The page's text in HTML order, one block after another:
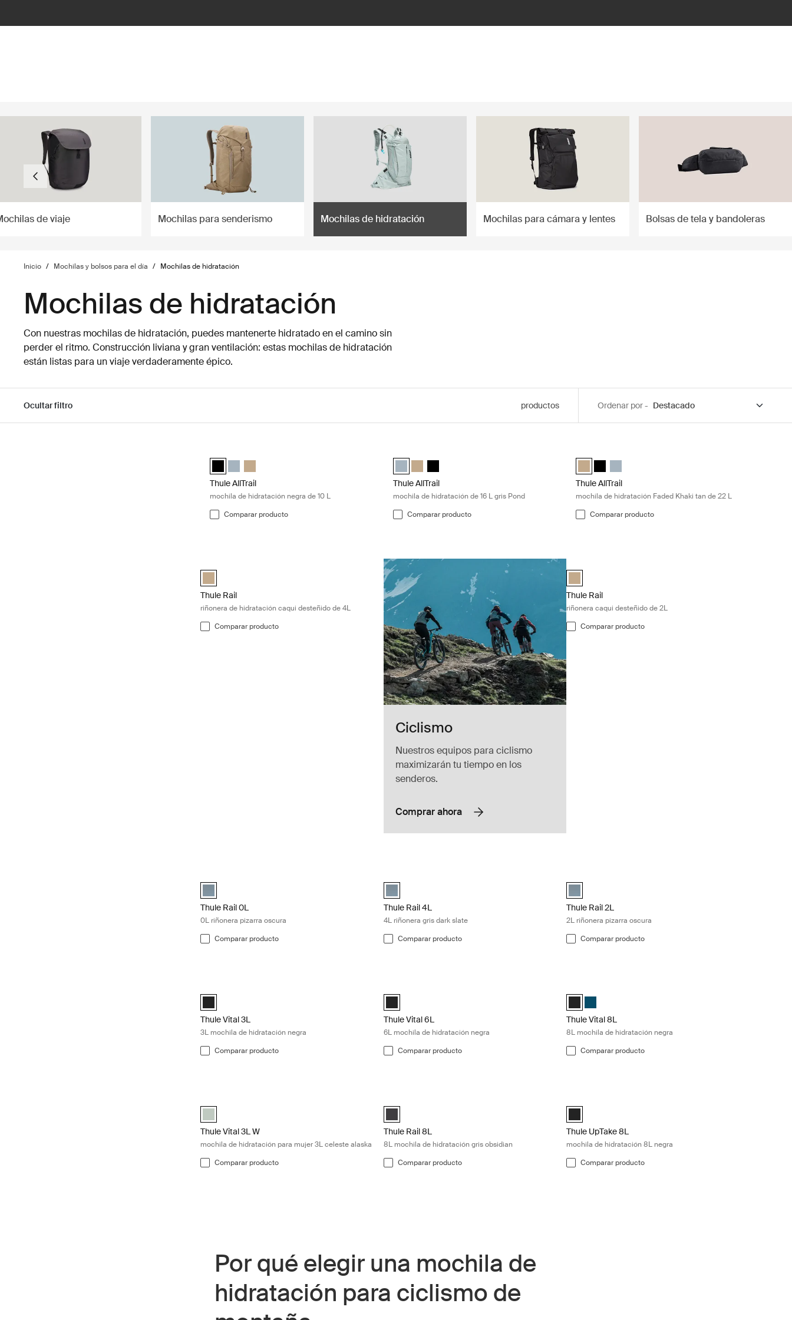
de viaje Mochilas para senderismo Mochilas de hidratación Mochilas para cámara y lentes Bolsas de tela y bandoleras
Inicio / Mochilas y bolsos para el día / Mochilas de hidratación
Mochilas de hidratación
Con nuestras mochilas de hidratación, puedes mantenerte hidratado en el camino sin
perder el ritmo. Construcción liviana y gran ventilación: estas mochilas de hidratación
están listas para un viaje verdaderamente épico.
Ocultar filtro productos Ordenar por -
Thule AllTrail Hydration Pack 10L Negro (selected)
Thule AllTrail Hydration Pack 10L Azul de estanque
Thule AllTrail Hydration Pack 10L Caqui claro
Thule AllTrail
mochila de hidratación negra de 10 L
Comparar producto
Thule AllTrail Daypack 16L Azul de estanque (selected)
Thule AllTrail Daypack 16L Caqui claro
Thule AllTrail Daypack 16L Negro
Thule AllTrail
mochila de hidratación de 16 L gris Pond
Comparar producto
Thule AllTrail Daypack 22L Caqui claro (selected)
Thule AllTrail Daypack 22L Negro
Thule AllTrail Daypack 22L Azul de estanque
Thule AllTrail
mochila de hidratación Faded Khaki tan de 22 L
Comparar producto
Thule Rail riñonera de hidratación caqui desteñido de 4L Faded khaki
Thule Rail hydration hip pack 4L Caqui claro (selected)
Thule Rail
riñonera de hidratación caqui desteñido de 4L
Comparar producto
Ciclismo
Nuestros equipos para ciclismo
maximizarán tu tiempo en los
senderos.
Comprar ahora
Thule Rail hip pack 2L Caqui claro (selected)
Thule Rail
riñonera caqui desteñido de 2L
Comparar producto
Thule Rail Hip Pack 0L Pizarra oscura (selected)
Thule Rail 0L
0L riñonera pizarra oscura
Comparar producto
Thule Rail Hip Pack 4L Pizarra oscura (selected)
Thule Rail 4L
4L riñonera gris dark slate
Comparar producto
Thule Rail Hip Pack 2L Pizarra oscura (selected)
Thule Rail 2L
2L riñonera pizarra oscura
Comparar producto
Thule Vital 3L Negro (selected)
Thule Vital 3L
3L mochila de hidratación negra
Comparar producto
Thule Vital 6L Negro (selected)
Thule Vital 6L
6L mochila de hidratación negra
Comparar producto
Thule Vital 8L Negro (selected)
Thule Vital 8L Azul marroquí
Thule Vital 8L
8L mochila de hidratación negra
Comparar producto
Thule Vital 3L Women's Alaska Azul (selected)
Thule Vital 3L W
mochila de hidratación para mujer 3L celeste alaska
Comparar producto
Thule Rail 8L Negro obsidiana (selected)
Thule Rail 8L
8L mochila de hidratación gris obsidian
Comparar producto
Thule UpTake 8L Negro (selected)
Thule UpTake 8L
mochila de hidratación 8L negra
Comparar producto
Por qué elegir una mochila de
hidratación para ciclismo de